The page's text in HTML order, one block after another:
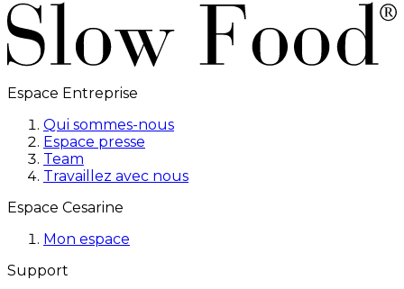
Espace Entreprise
Qui sommes-nous
Espace presse
Team
Travaillez avec nous
Espace Cesarine
Mon espace
Support